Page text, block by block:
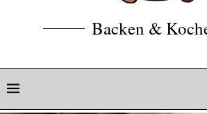
Backen &